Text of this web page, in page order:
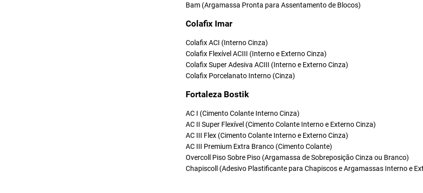
Bam (Argamassa Pronta para Assentamento de Blocos)
Colafix Imar
Colafix ACI (Interno Cinza)
Colafix Flexível ACIII (Interno e Externo Cinza)
Colafix Super Adesiva ACIII (Interno e Externo Cinza)
Colafix Porcelanato Interno (Cinza)
Fortaleza Bostik
AC I (Cimento Colante Interno Cinza)
AC II Super Flexível (Cimento Colante Interno e Externo Cinza)
AC III Flex (Cimento Colante Interno e Externo Cinza)
AC III Premium Extra Branco (Cimento Colante)
Overcoll Piso Sobre Piso (Argamassa de Sobreposição Cinza ou Branco)
Chapiscoll (Adesivo Plastificante para Chapiscos e Argamassas Interno e